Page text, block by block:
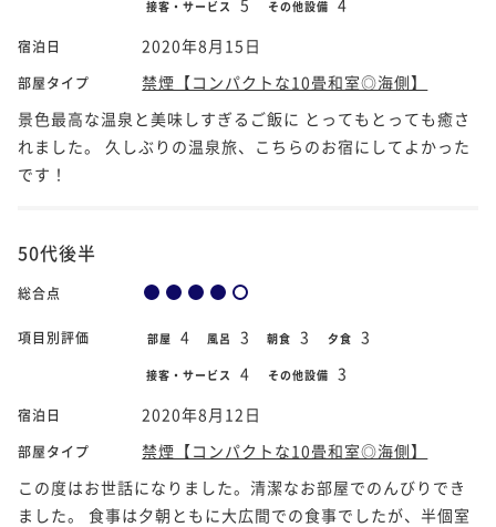
接客・サービス その他設備
宿泊日 2020年8月15日
部屋タイプ
禁煙【コンパクトな10畳和室◎海側】
景色最高な温泉と美味しすぎるご飯に とってもとっても癒さ
れました。 久しぶりの温泉旅、こちらのお宿にしてよかった
です！
50代後半
総合点
項目別評価 部屋 4 風呂 3 朝食 3 夕食 3
接客・サービス 4 その他設備 3
宿泊日 2020年8月12日
部屋タイプ
禁煙【コンパクトな10畳和室◎海側】
この度はお世話になりました。清潔なお部屋でのんびりでき
ました。 食事は夕朝ともに大広間での食事でしたが、半個室